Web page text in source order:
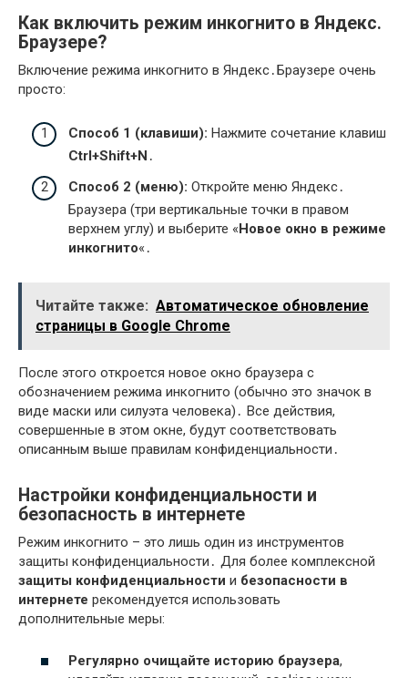
Как включить режим инкогнито в Яндекс․
Браузере?
Включение режима инкогнито в Яндекс․Браузере очень
просто:
Способ 1 (клавиши): Нажмите сочетание клавиш
Ctrl+Shift+N ․
Способ 2 (меню): Откройте меню Яндекс․
Браузера (три вертикальные точки в правом
верхнем углу) и выберите «Новое окно в режиме
инкогнито«․
Читайте также: Автоматическое обновление
страницы в Google Chrome
После этого откроется новое окно браузера с
обозначением режима инкогнито (обычно это значок в
виде маски или силуэта человека)․ Все действия,
совершенные в этом окне, будут соответствовать
описанным выше правилам конфиденциальности․
Настройки конфиденциальности и
безопасность в интернете
Режим инкогнито – это лишь один из инструментов
защиты конфиденциальности․ Для более комплексной
защиты конфиденциальности и безопасности в
интернете рекомендуется использовать
дополнительные меры:
Регулярно очищайте историю браузера,